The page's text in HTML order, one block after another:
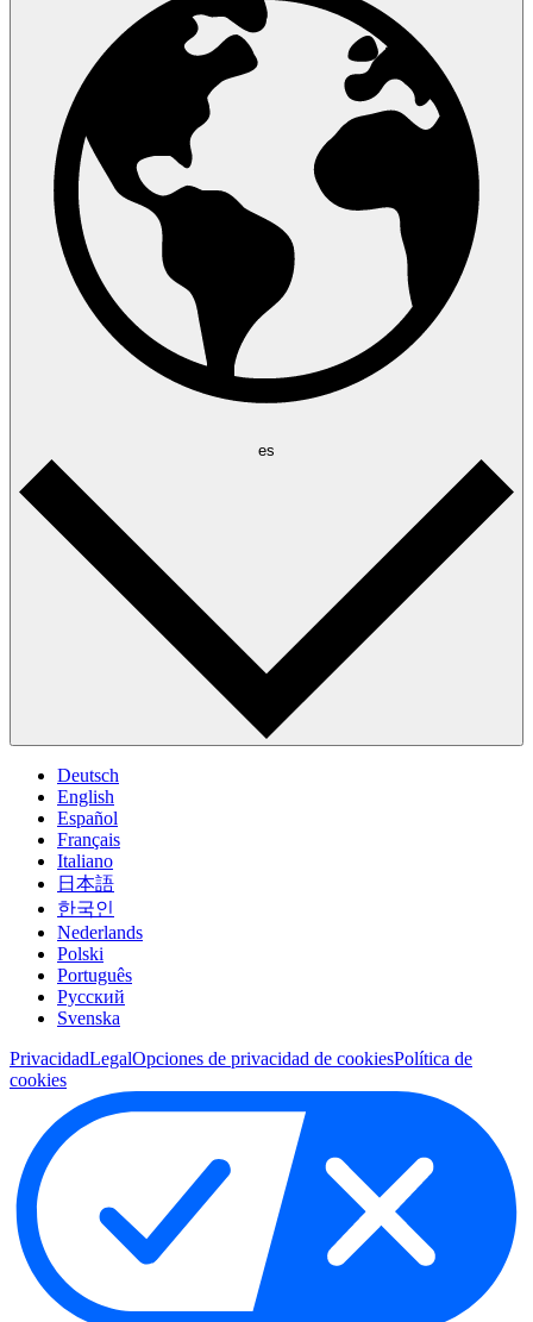
es
Deutsch
English
Español
Français
Italiano
日本語
한국인
Nederlands
Polski
Português
Pусский
Svenska
PrivacidadLegalOpciones de privacidad de cookiesPolítica de
cookies